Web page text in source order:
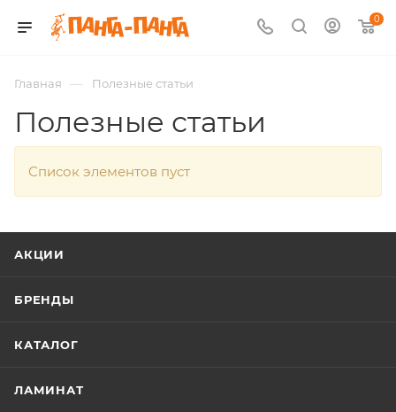
0
Главная — Полезные статьи
Полезные статьи
Список элементов пуст
АКЦИИ
БРЕНДЫ
КАТАЛОГ
ЛАМИНАТ